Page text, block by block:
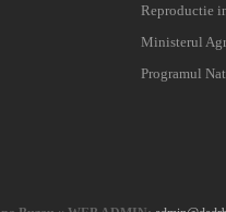
Reproductie
Ministerul
Programul